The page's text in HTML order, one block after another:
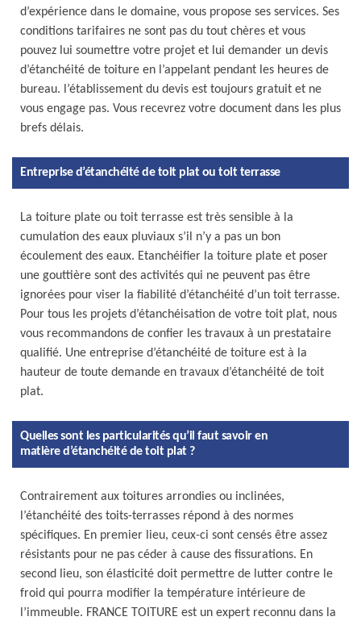
d’expérience dans le domaine, vous propose ses services. Ses
conditions tarifaires ne sont pas du tout chères et vous
pouvez lui soumettre votre projet et lui demander un devis
d’étanchéité de toiture en l’appelant pendant les heures de
bureau. l’établissement du devis est toujours gratuit et ne
vous engage pas. Vous recevrez votre document dans les plus
brefs délais.
Entreprise d’étanchéité de toit plat ou toit terrasse
La toiture plate ou toit terrasse est très sensible à la
cumulation des eaux pluviaux s’il n’y a pas un bon
écoulement des eaux. Etanchéifier la toiture plate et poser
une gouttière sont des activités qui ne peuvent pas être
ignorées pour viser la fiabilité d’étanchéité d’un toit terrasse.
Pour tous les projets d’étanchéisation de votre toit plat, nous
vous recommandons de confier les travaux à un prestataire
qualifié. Une entreprise d’étanchéité de toiture est à la
hauteur de toute demande en travaux d’étanchéité de toit
plat.
Quelles sont les particularités qu’il faut savoir en
matière d’étanchéité de toit plat ?
Contrairement aux toitures arrondies ou inclinées,
l’étanchéité des toits-terrasses répond à des normes
spécifiques. En premier lieu, ceux-ci sont censés être assez
résistants pour ne pas céder à cause des fissurations. En
second lieu, son élasticité doit permettre de lutter contre le
froid qui pourra modifier la température intérieure de
l’immeuble. FRANCE TOITURE est un expert reconnu dans la